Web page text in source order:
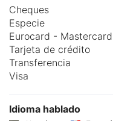
Cheques
Especie
Eurocard - Mastercard
Tarjeta de crédito
Transferencia
Visa
Idioma hablado